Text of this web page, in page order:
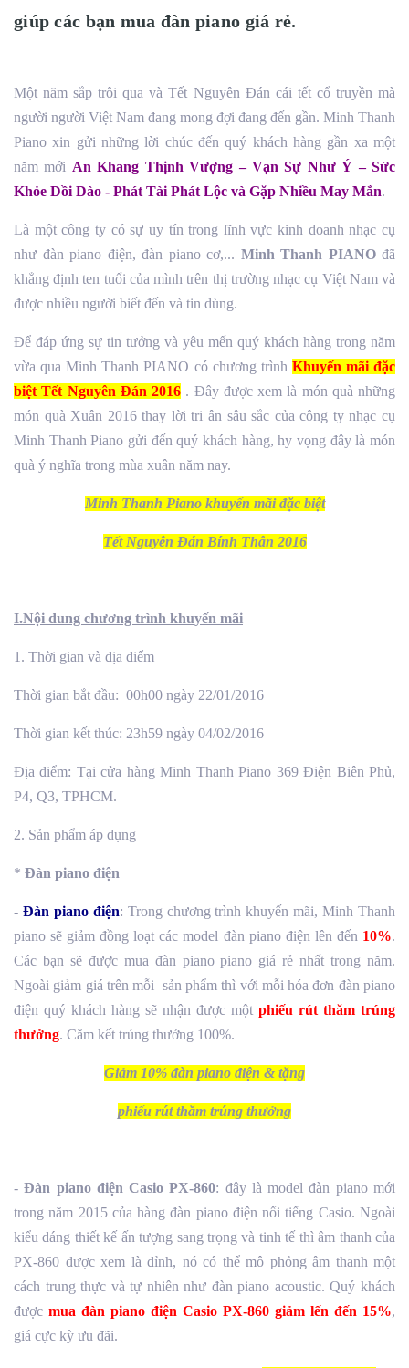
giúp các bạn mua đàn piano giá rẻ.
Một năm sắp trôi qua và Tết Nguyên Đán cái tết cổ truyền mà
người người Việt Nam đang mong đợi đang đến gần. Minh Thanh
Piano xin gửi những lời chúc đến quý khách hàng gần xa một
năm mới An Khang Thịnh Vượng – Vạn Sự Như Ý – Sức
Khỏe Dồi Dào - Phát Tài Phát Lộc và Gặp Nhiều May Mắn.
Là một công ty có sự uy tín trong lĩnh vực kinh doanh nhạc cụ
như đàn piano điện, đàn piano cơ,... Minh Thanh PIANOđã
khẳng định ten tuổi của mình trên thị trường nhạc cụ Việt Nam và
được nhiều người biết đến và tin dùng.
Để đáp ứng sự tin tưởng và yêu mến quý khách hàng trong năm
vừa qua Minh Thanh PIANO có chương trình Khuyến mãi đặc
biệt Tết Nguyên Đán 2016 . Đây được xem là món quà những
món quà Xuân 2016 thay lời tri ân sâu sắc của công ty nhạc cụ
Minh Thanh Piano gửi đến quý khách hàng, hy vọng đây là món
quà ý nghĩa trong mùa xuân năm nay.
Minh Thanh Piano khuyến mãi đặc biệt
Tết Nguyên Đán Bính Thân 2016
I.Nội dung chương trình khuyến mãi
1. Thời gian và địa điểm
Thời gian bắt đầu: 00h00 ngày 22/01/2016
Thời gian kết thúc: 23h59 ngày 04/02/2016
Địa điểm: Tại cửa hàng Minh Thanh Piano 369 Điện Biên Phủ,
P4, Q3, TPHCM.
2. Sản phẩm áp dụng
* Đàn piano điện
- Đàn piano điện: Trong chương trình khuyến mãi, Minh Thanh
piano sẽ giảm đồng loạt các model đàn piano điện lên đến 10%.
Các bạn sẽ được mua đàn piano piano giá rẻ nhất trong năm.
Ngoài giảm giá trên mỗi sản phẩm thì với mỗi hóa đơn đàn piano
điện quý khách hàng sẽ nhận được một phiếu rút thăm trúng
thưởng. Căm kết trúng thưởng 100%.
Giảm 10% đàn piano điện & tặng
phiếu rút thăm trúng thưởng
-Đàn piano điện Casio PX-860: đây là model đàn piano mới
trong năm 2015 của hàng đàn piano điện nổi tiếng Casio. Ngoài
kiểu dáng thiết kế ấn tượng sang trọng và tinh tế thì âm thanh của
PX-860 được xem là đỉnh, nó có thể mô phỏng âm thanh một
cách trung thực và tự nhiên như đàn piano acoustic. Quý khách
được mua đàn piano điện Casio PX-860 giảm lến đến 15%,
giá cực kỳ ưu đãi.